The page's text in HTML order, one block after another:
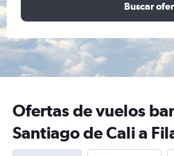
Buscar
Ofertas de vuelos
Santiago de Cali a